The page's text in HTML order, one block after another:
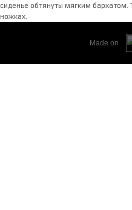
сиденье обтянуты мягким бархатом.
ножках.
Made on